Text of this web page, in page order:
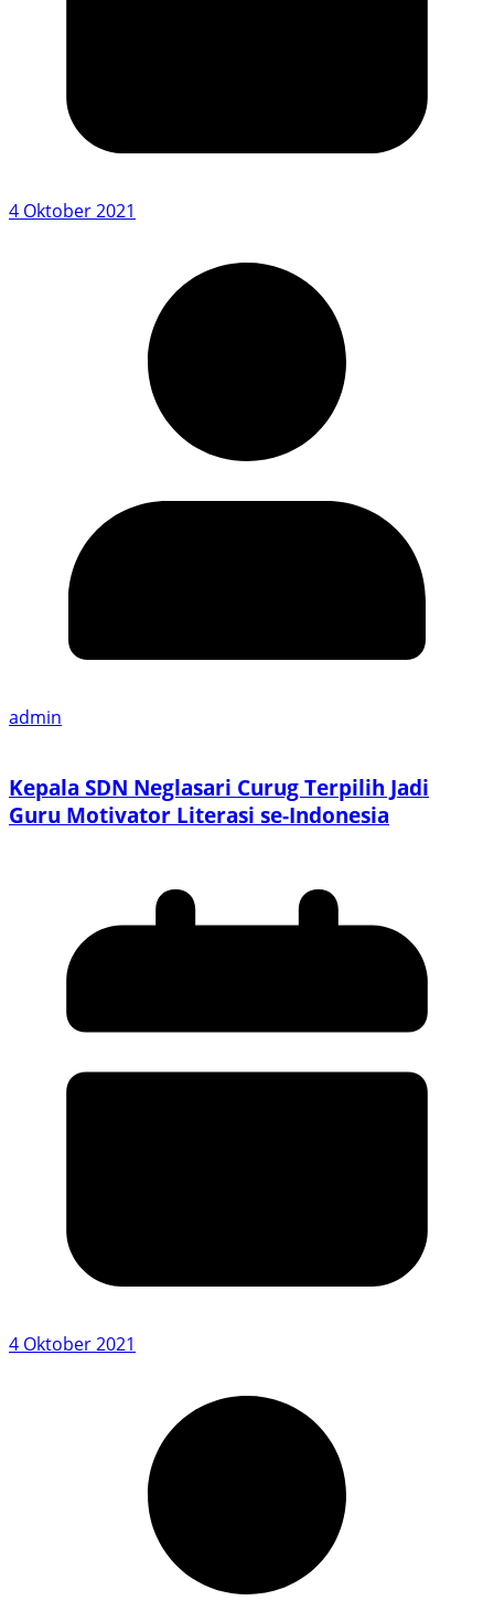
4 Oktober 2021
admin
Kepala SDN Neglasari Curug Terpilih Jadi
Guru Motivator Literasi se-Indonesia
4 Oktober 2021